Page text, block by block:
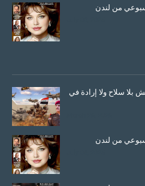
بلا سلاح ولا إرادة في